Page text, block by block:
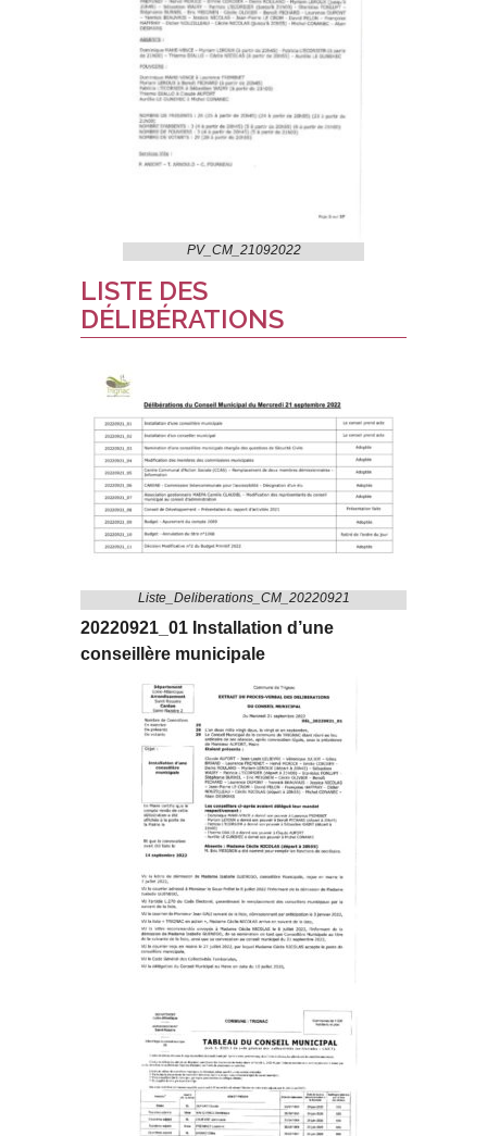
PV_CM_21092022
LISTE DES
DÉLIBÉRATIONS
Liste_Deliberations_CM_20220921
20220921_01 Installation d’une
conseillère municipale